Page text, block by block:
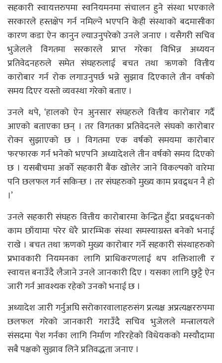
सहकारी स्वायत्तरुपमा स्वनियमनमा संचालन हुने संस्था भएकाले
सरकारले हस्तक्षेप गर्न नमिल्ने भएपनि केही संस्थाको बदमासीका
कारण कडा ऐन कानुन ल्याउनुपरेको उनले जनाए । यसैगरी सचिव
भुजेलले विगतमा सरकारले प्राप्त गरेका विभिन्न अध्ययन
प्रतिवेदनहरुले समेत संघहरुलाई बचत तथा ऋणको वित्तीय
कारोबार गर्न रोक लगाउनुपर्छ भन्ने सुझाव दिएकाले तीन वर्षको
समय दिएर यस्तो व्यवस्था गरेको बताए ।
उनले थपे, ‘हालको ऐन अुनसार संघहरुले वित्तीय कारोबार गर्दै
आएको बताएका छन् । तर विगतका प्रतिवेदनले संघको कारोबार
रोक्न सुझाएको छ । विगतमा एक वर्षको समयमा कारोबार
फरफारक गर्न भनेको भएपनि अध्यादेशले तीन वर्षको समय दिएको
छ । यसबीचमा अर्को सहकारी बैंक खोलेर जाने विकल्पको वारेमा
पनि छलफल गर्न सकिन्छ । तर संघहरुको मुख्य काम प्रवद्र्धन नै हो
।’
उनले सहकारी संघहरु वित्तीय कारोबारमा केन्द्रित हुँदा प्रवद्र्धनको
काम छाँयामा परेर धेरै प्रारम्भिक संस्था समस्याग्रस्त बनेको भनाई
राखे । बचत तथा ऋणको मुख्य कारोबार गर्ने सहकारी संस्थाहरुको
प्रभावकारी नियमनका लागि प्राधिकरणलाई थप शक्तिशाली र
स्वायत्त बनाउँदै लैजाने उनले जानकारी दिए । यसका लागि छुट्टै ऐन
जारी गर्न आवश्यक रहेको उनको भनाई छ ।
अध्यादेश जारी गर्नुअघि सरोकारवालाहरुसंग प्रत्यक्ष अप्रत्यक्षररुपमा
छलफल गरेको जानकारी गराउँदै सचिव भुजेलले मन्त्रालयले
संसदमा पेश गर्नका लागि निर्माण गरिरहेको विधेयकको मस्यौदामा
सबै पक्षको सुझाव लिने प्रतिवद्धता जनाए ।